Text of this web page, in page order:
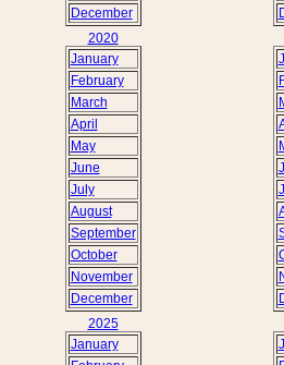
December
2020
January
February
March
April
May
June
July
August
September
October
November
December
2025
January